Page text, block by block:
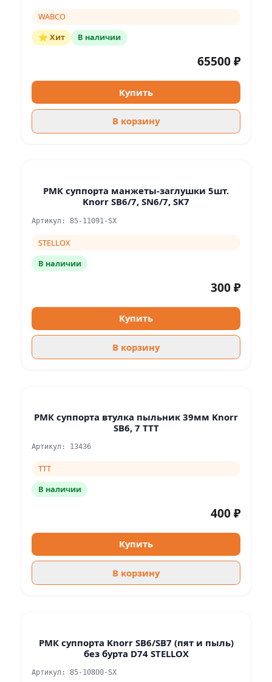
WABCO
⭐ Хит
В наличии
65500 ₽
Купить
В корзину
РМК суппорта манжеты-заглушки 5шт.
Knorr SB6/7, SN6/7, SK7
Артикул: 85-11091-SX
STELLOX
В наличии
300 ₽
Купить
В корзину
РМК суппорта втулка пыльник 39мм Knorr
SB6, 7 TTT
Артикул: 13436
TTT
В наличии
400 ₽
Купить
В корзину
РМК суппорта Knorr SB6/SB7 (пят и пыль)
без бурта D74 STELLOX
Артикул: 85-10800-SX